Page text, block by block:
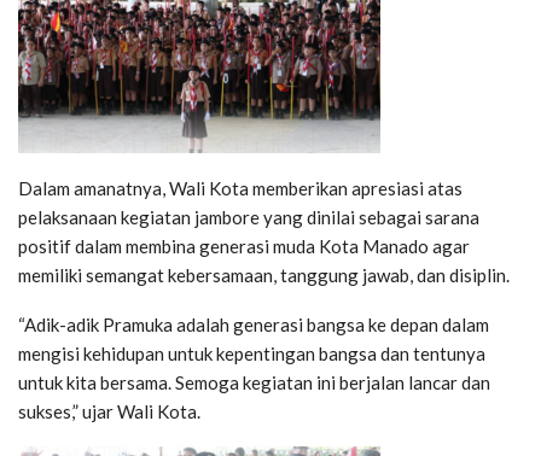
Dalam amanatnya, Wali Kota memberikan apresiasi atas
pelaksanaan kegiatan jambore yang dinilai sebagai sarana
positif dalam membina generasi muda Kota Manado agar
memiliki semangat kebersamaan, tanggung jawab, dan disiplin.
“Adik-adik Pramuka adalah generasi bangsa ke depan dalam
mengisi kehidupan untuk kepentingan bangsa dan tentunya
untuk kita bersama. Semoga kegiatan ini berjalan lancar dan
sukses,” ujar Wali Kota.